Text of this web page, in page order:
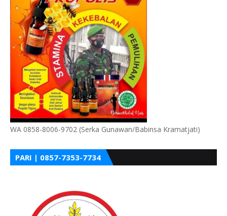
WA 0858-8006-9702 (Serka Gunawan/Babinsa Kramatjati)
PARI | 0857-7353-7734